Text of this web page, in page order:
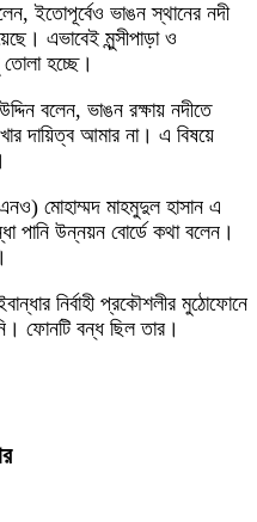
ইতোপূর্বেও ভাঙন স্থানের নদী
এভাবেই মুন্সীপাড়া ও
তোলা হচ্ছে।
বলেন, ভাঙন রক্ষায় নদীতে
দায়িত্ব আমার না। এ বিষয়ে
মোহাম্মদ মাহমুদুল হাসান এ
পানি উন্নয়ন বোর্ডে কথা বলেন।
নির্বাহী প্রকৌশলীর মুঠোফোনে
ফোনটি বন্ধ ছিল তার।